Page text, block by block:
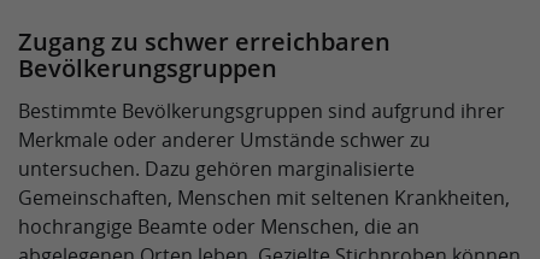
Zugang zu schwer erreichbaren
Bevölkerungsgruppen
Bestimmte Bevölkerungsgruppen sind aufgrund ihrer
Merkmale oder anderer Umstände schwer zu
untersuchen. Dazu gehören marginalisierte
Gemeinschaften, Menschen mit seltenen Krankheiten,
hochrangige Beamte oder Menschen, die an